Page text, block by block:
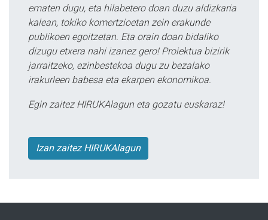
ematen dugu, eta hilabetero doan duzu aldizkaria
kalean, tokiko komertzioetan zein erakunde
publikoen egoitzetan. Eta orain doan bidaliko
dizugu etxera nahi izanez gero! Proiektua bizirik
jarraitzeko, ezinbestekoa dugu zu bezalako
irakurleen babesa eta ekarpen ekonomikoa.
Egin zaitez HIRUKAlagun eta gozatu euskaraz!
Izan zaitez HIRUKAlagun